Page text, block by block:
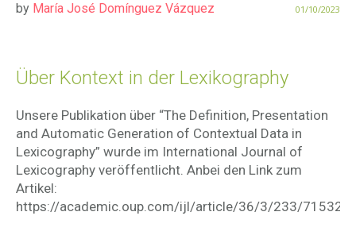
01/10/2023
by María José Domínguez Vázquez
Über Kontext in der Lexikography
Unsere Publikation über “The Definition, Presentation
and Automatic Generation of Contextual Data in
Lexicography” wurde im International Journal of
Lexicography veröffentlicht. Anbei den Link zum
Artikel:
https://academic.oup.com/ijl/article/36/3/233/